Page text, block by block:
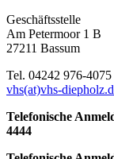
Geschäftsstelle
Am Petermoor 1 B
27211 Bassum
Tel. 04242 976-4075
vhs(at)vhs-
Telefonische
4444